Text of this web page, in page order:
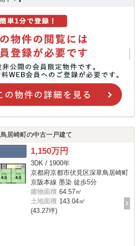
居崎町の中古一戸建て
1,150万円
3DK / 1900年
京都府京都市伏見区深草鳥居崎町
京阪本線 墨染 徒歩5分
建物面積 64.57㎡
土地面積 143.04㎡
(43.27坪)